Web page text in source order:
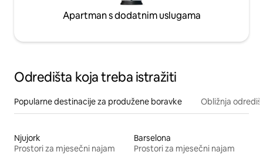
Apartman s dodatnim uslugama
Odredišta koja treba istražiti
Popularne destinacije za produžene boravke Obližnja
Njujork
Prostori za mjesečni najam
Barselona
Prostori za mjesečni najam